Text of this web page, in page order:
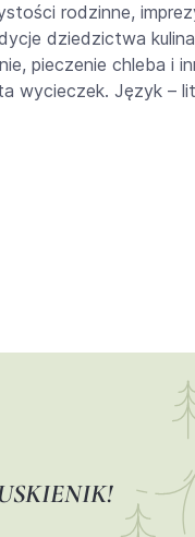
rodzinne,
dziedzictwa
pieczenie chleba i
wycieczek. Język –